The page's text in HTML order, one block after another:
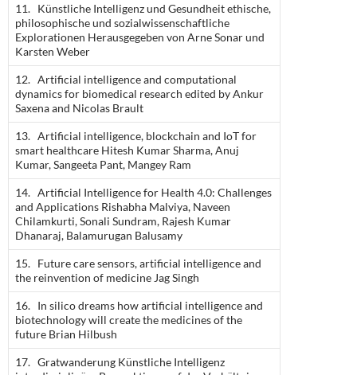
11. Künstliche Intelligenz und Gesundheit ethische,
philosophische und sozialwissenschaftliche
Explorationen Herausgegeben von Arne Sonar und
Karsten Weber
12. Artificial intelligence and computational
dynamics for biomedical research edited by Ankur
Saxena and Nicolas Brault
13. Artificial intelligence, blockchain and IoT for
smart healthcare Hitesh Kumar Sharma, Anuj
Kumar, Sangeeta Pant, Mangey Ram
14. Artificial Intelligence for Health 4.0: Challenges
and Applications Rishabha Malviya, Naveen
Chilamkurti, Sonali Sundram, Rajesh Kumar
Dhanaraj, Balamurugan Balusamy
15. Future care sensors, artificial intelligence and
the reinvention of medicine Jag Singh
16. In silico dreams how artificial intelligence and
biotechnology will create the medicines of the
future Brian Hilbush
17. Gratwanderung Künstliche Intelligenz